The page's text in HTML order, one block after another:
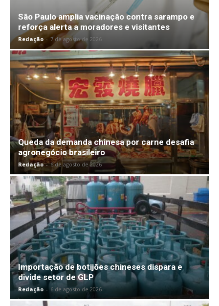
São Paulo amplia vacinação contra sarampo e
reforça alerta a moradores e visitantes
Redação - 7 de agosto de 2026
Queda da demanda chinesa por carne desafia
agronegócio brasileiro
Redação - 6 de agosto de 2026
Importação de botijões chineses dispara e
divide setor de GLP
Redação - 6 de agosto de 2026